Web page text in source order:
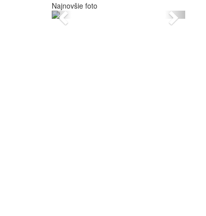
Najnovšie foto
Previous Next